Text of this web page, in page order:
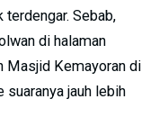
Sebab,
di halaman
Masjid Kemayoran di
suaranya jauh lebih